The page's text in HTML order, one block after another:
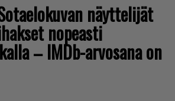
näyttelijät
nopeasti
– IMDb-arvosana on